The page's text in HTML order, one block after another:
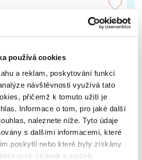
používá cookies
a reklam, poskytování funkcí
návštěvnosti využívá tato
přičemž k tomuto užití je
Informace o tom, pro jaké další
naleznete níže. Tyto údaje
s dalšími informacemi, které
poskytli nebo které byly získány
stránek a služeb.
vybavené suchým zipem a
vrstvou pro maximální zajištění
nákladu.
Zobrazit více